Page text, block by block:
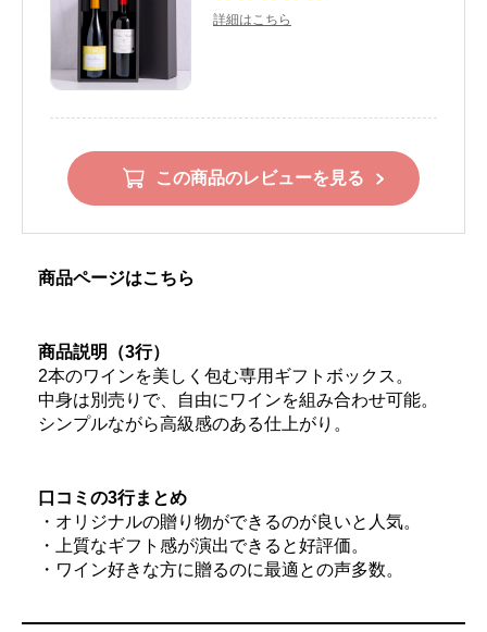
詳細はこちら
この商品のレビューを見る
商品ページはこちら
商品説明（3行）
2本のワインを美しく包む専用ギフトボックス。
中身は別売りで、自由にワインを組み合わせ可能。
シンプルながら高級感のある仕上がり。
口コミの3行まとめ
・オリジナルの贈り物ができるのが良いと人気。
・上質なギフト感が演出できると好評価。
・ワイン好きな方に贈るのに最適との声多数。